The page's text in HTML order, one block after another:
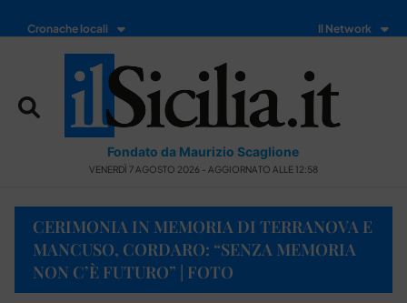
Cronache locali Il Network
Fondato da Maurizio Scaglione
VENERDÌ 7 AGOSTO 2026 - AGGIORNATO ALLE 12:58
CERIMONIA IN MEMORIA DI TERRANOVA E
MANCUSO, CORDARO: “SENZA MEMORIA
NON C’È FUTURO” | FOTO